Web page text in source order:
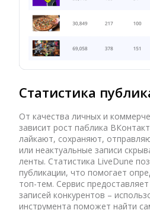
Статистика
От качества личных и
зависит рост паблика
лайкают, сохраняют,
или неактуальные записи
ленты. Статистика LiveDune
публикации, что помогает
топ-тем. Сервис
записей конкурентов –
инструмента поможет найти